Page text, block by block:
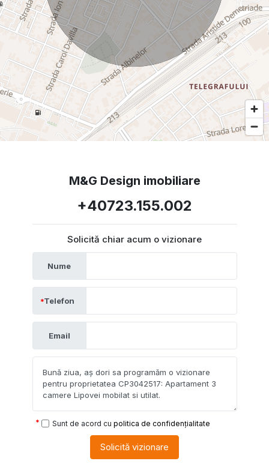
M&G Design imobiliare
+40723.155.002
Solicită chiar acum o vizionare
Nume
Telefon
Email
Sunt de acord cu politica de confidențialitate
Solicită vizionare